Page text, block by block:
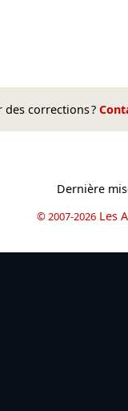
corrections ?
Dernière
© 2007-2026 Les